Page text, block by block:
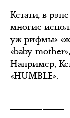
Кстати, в
многие
уж рифмы»
«baby
Например,
«HUMBLE».